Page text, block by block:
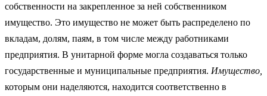
собст­венности на закрепленное за ней собственником
имущество. Это имущество не может быть распределено по
вкладам, долям, паям, в том числе между работниками
предприятия. В унитарной форме могла создаваться только
государствен­ные и муниципальные предприятия. Имущество,
которым они наделяются, находится соответственно в